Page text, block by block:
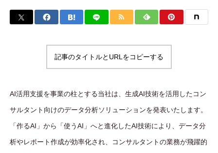
RECRUIT
採用・応募
記事のタイトルとURLをコピーする
AI活用支援を事業の柱とする当社は、生成AI技術を活用したコン
サルタント向けのデータ分析ソリューションを発表いたします。
「作るAI」から「使うAI」へと進化したAI技術により、データ分
析やレポート作成が効率化され、コンサルタントの業務が飛躍的